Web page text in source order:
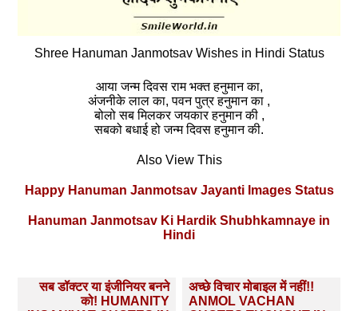
Shree Hanuman Janmotsav Wishes in Hindi Status
आया जन्म दिवस राम भक्त हनुमान का,
अंजनीके लाल का, पवन पुत्र हनुमान का ,
बोलो सब मिलकर जयकार हनुमान की ,
सबको बधाई हो जन्म दिवस हनुमान की.
Also View This
Happy Hanuman Janmotsav Jayanti Images Status
Hanuman Janmotsav Ki Hardik Shubhkamnaye in
Hindi
Post
navigation
सब डॉक्‍टर या इंजीनियर बनने
को! HUMANITY
अच्‍छे विचार मोबाइल में नहीं!!
ANMOL VACHAN